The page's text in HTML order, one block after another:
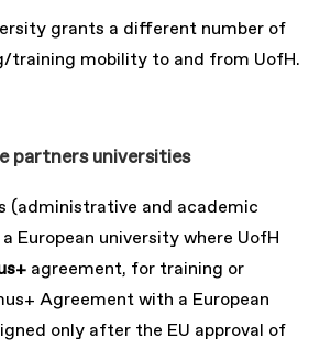
grants a different number of
training mobility to and from UofH.
partners universities
(administrative and academic
European university where UofH
agreement, for training or
Agreement with a European
only after the EU approval of